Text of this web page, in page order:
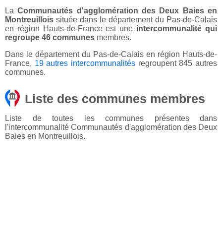
LaCommunautés d'agglomération des Deux Baies en
Montreuillois située dans le département du Pas-de-Calais
en région Hauts-de-France est une intercommunalité qui
regroupe 46 communes membres.
Dans le département du Pas-de-Calais en région Hauts-de-
France, 19 autres intercommunalités regroupent 845 autres
communes.
Liste des communes membres
Liste de toutes les communes présentes dans
l'intercommunalité Communautés d'agglomération des Deux
Baies en Montreuillois.